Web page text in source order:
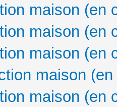
maison (en
maison (en
maison (en
maison
maison (en